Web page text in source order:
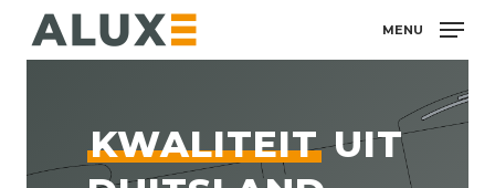
main
MENU
KWALITEITUIT